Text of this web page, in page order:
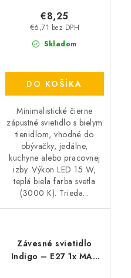
Skladom
€6,71 bez DPH
€8,25
DO KOŠÍKA
Minimalistické čierne
zápustné svietidlo s bielym
tienidlom, vhodné do
obývačky, jedálne,
kuchyne alebo pracovnej
izby. Výkon LED 15 W,
teplá biela farba svetla
(3000 K). Trieda...
Závesné svietidlo
Indigo – E27 1x MAX